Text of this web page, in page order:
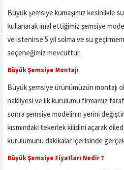
Büyük şemsiye kumaşımız kesinlikle
kullanarak imal ettiğimiz şemsiye
ve istenirse 5 yıl solma ve su
seçeneğimiz mevcuttur.
Büyük Şemsiye Montajı
Büyük şemsiye ürünümüzün montajı
nakliyesi ve ilk kurulumu firmamız
sonra şemsiye modelinin yerini
kısmındaki tekerlek kilidini açarak
kurulumunu dakikalar içerisinde
Büyük Şemsiye Fiyatları Nedir ?